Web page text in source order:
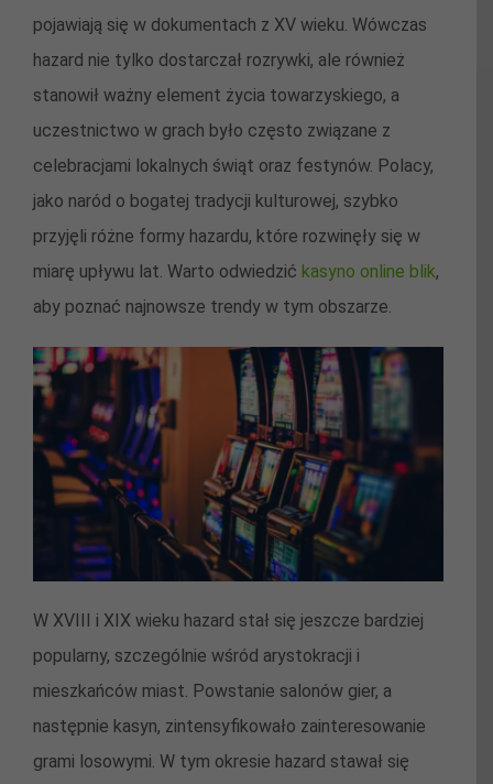
pojawiają się w dokumentach z XV wieku. Wówczas
hazard nie tylko dostarczał rozrywki, ale również
stanowił ważny element życia towarzyskiego, a
uczestnictwo w grach było często związane z
celebracjami lokalnych świąt oraz festynów. Polacy,
jako naród o bogatej tradycji kulturowej, szybko
przyjęli różne formy hazardu, które rozwinęły się w
miarę upływu lat. Warto odwiedzić kasyno online blik,
aby poznać najnowsze trendy w tym obszarze.
W XVIII i XIX wieku hazard stał się jeszcze bardziej
popularny, szczególnie wśród arystokracji i
mieszkańców miast. Powstanie salonów gier, a
następnie kasyn, zintensyfikowało zainteresowanie
grami losowymi. W tym okresie hazard stawał się